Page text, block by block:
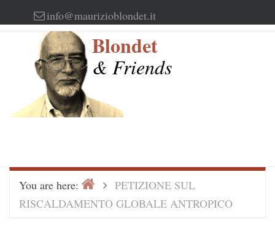
to
info@maurizioblondet.it
Blondet
& Friends
You are here: HomePETIZIONE SUL
RISCALDAMENTO GLOBALE ANTROPICO